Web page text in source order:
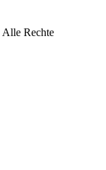
Alle Rechte